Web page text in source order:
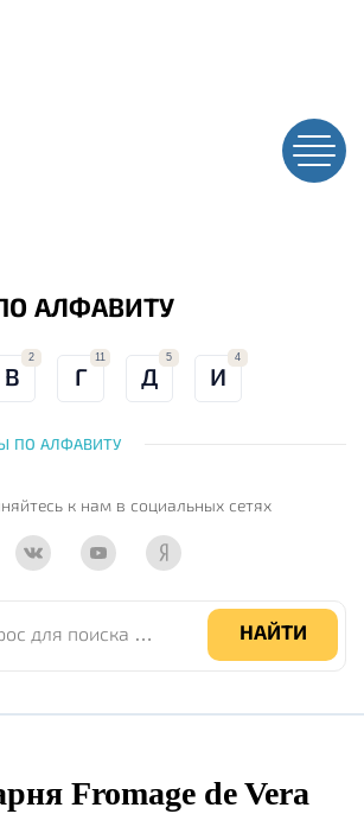
АЛФАВИТУ
В
2
Г
11
Д
5
И
4
ПО АЛФАВИТУ
к намв социальных сетях
НАЙТИ
Fromage de Vera